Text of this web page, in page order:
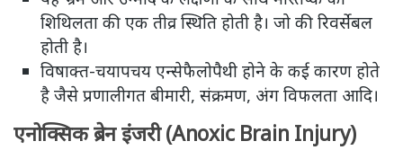
शिथिलता की एक तीव्र स्थिति होती है। जो की रिवर्सेबल
होती है।
विषाक्त-चयापचय एन्सेफैलोपैथी होने के कई कारण होते
है जैसे प्रणालीगत बीमारी, संक्रमण, अंग विफलता आदि।
एनोक्सिक ब्रेन इंजरी (Anoxic Brain Injury)